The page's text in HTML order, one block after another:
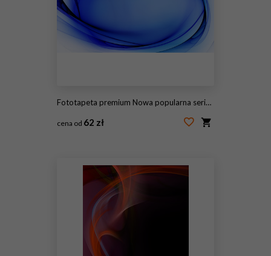
Fototapeta premium Nowa popularna seria. Nice Design
cena od 62 zł